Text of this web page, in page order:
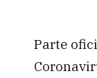
Parte